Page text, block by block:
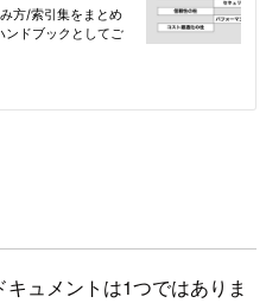
ュメントは1つではありま